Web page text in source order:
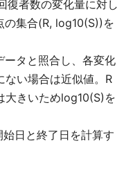
復者数の変化量に対し
の集合(R, log10(S))を
タと照合し、各変化
ない場合は近似値。R
大きいためlog10(S)を
日と終了日を計算す